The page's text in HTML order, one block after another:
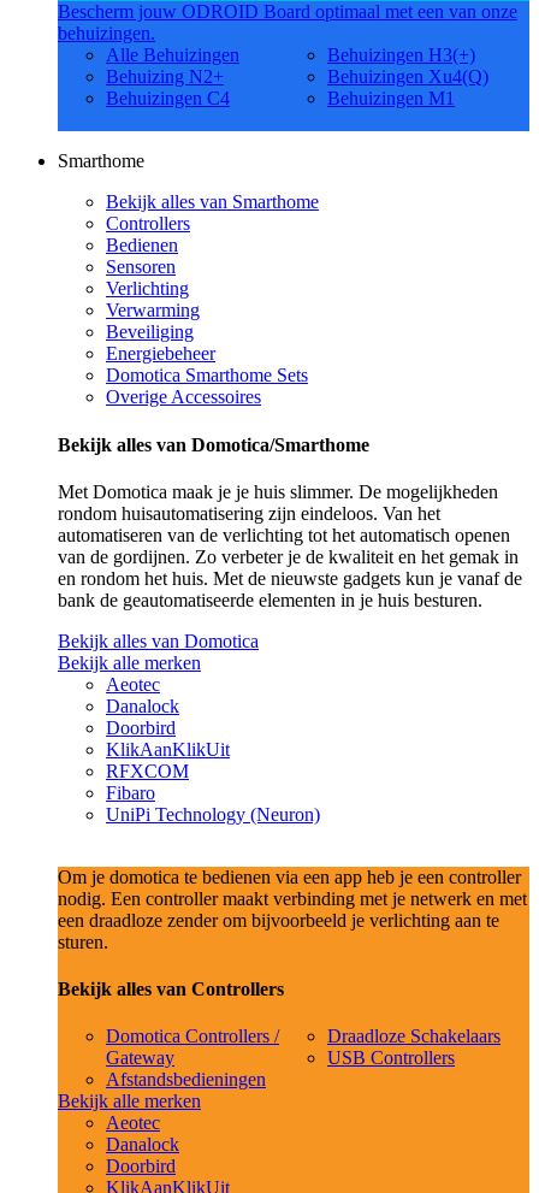
Bescherm jouw ODROID Board optimaal met een van onze
behuizingen.
Alle Behuizingen
Behuizing N2+
Behuizingen C4
Behuizingen H3(+)
Behuizingen Xu4(Q)
Behuizingen M1
Smarthome
Bekijk alles van Smarthome
Controllers
Bedienen
Sensoren
Verlichting
Verwarming
Beveiliging
Energiebeheer
Domotica Smarthome Sets
Overige Accessoires
Bekijk alles van Domotica/Smarthome
Met Domotica maak je je huis slimmer. De mogelijkheden
rondom huisautomatisering zijn eindeloos. Van het
automatiseren van de verlichting tot het automatisch openen
van de gordijnen. Zo verbeter je de kwaliteit en het gemak in
en rondom het huis. Met de nieuwste gadgets kun je vanaf de
bank de geautomatiseerde elementen in je huis besturen.
Bekijk alles van Domotica
Bekijk alle merken
Aeotec
Danalock
Doorbird
KlikAanKlikUit
RFXCOM
Fibaro
UniPi Technology (Neuron)
Om je domotica te bedienen via een app heb je een controller
nodig. Een controller maakt verbinding met je netwerk en met
een draadloze zender om bijvoorbeeld je verlichting aan te
sturen.
Bekijk alles van Controllers
Domotica Controllers /
Gateway
Afstandsbedieningen
Draadloze Schakelaars
USB Controllers
Bekijk alle merken
Aeotec
Danalock
Doorbird
KlikAanKlikUit